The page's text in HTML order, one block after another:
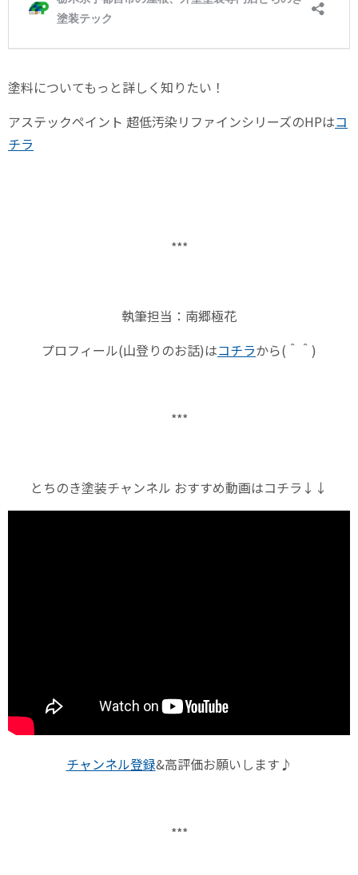
塗料についてもっと詳しく知りたい！
アステックペイント 超低汚染リファインシリーズのHPはコ
チラ
***
執筆担当：南郷極花
プロフィール(山登りのお話)はコチラから( ＾＾ )
***
とちのき塗装チャンネル おすすめ動画はコチラ↓↓
チャンネル登録&高評価お願いします♪
***